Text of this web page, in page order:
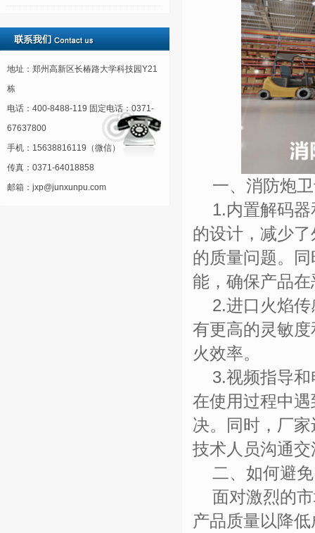
地址：郑州高新区长椿路大学科技园Y21
栋
电话：400-8488-119 固定电话：0371-
67637800
手机：15638816119（微信）
传真：0371-64018858
邮箱：jxp@junxunpu.com
一、消防炮
1.内置解码
的设计，减少
的质量问题。
能，确保产品
2.进口火焰
有更高的灵敏
火效率。
3.视频指导
在使用过程中
决。同时，厂
技术人员沟通
二、如何避
面对激烈的
产品质量以降